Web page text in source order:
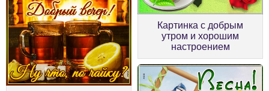
Картинка с добрым
утром и хорошим
настроением